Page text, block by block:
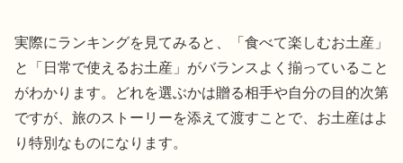
実際にランキングを見てみると、「食べて楽しむお土産」
と「日常で使えるお土産」がバランスよく揃っていること
がわかります。どれを選ぶかは贈る相手や自分の目的次第
ですが、旅のストーリーを添えて渡すことで、お土産はよ
り特別なものになります。